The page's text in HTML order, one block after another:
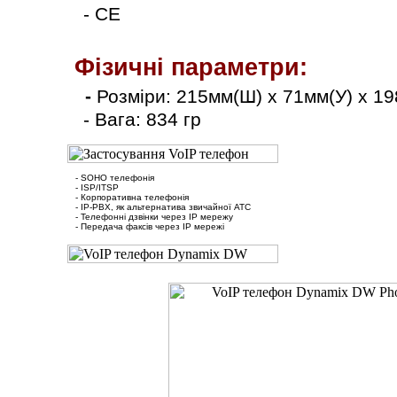
- CE
Фізичні параметри:
- Розміри: 215мм(Ш) x 71мм(У) x
- Вага: 834 гр
- SOHO телефонія
- ІSP/ІTSP
- Корпоративна телефонія
- ІP-PBX, як альтернатива звичайної АТС
- Телефонні дзвінки через ІP мережу
- Передача факсів через ІP мережі